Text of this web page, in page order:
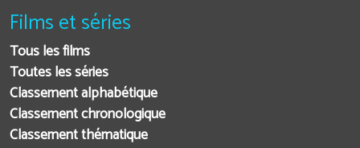
Films et séries
Tous les films
Toutes les séries
Classement alphabétique
Classement chronologique
Classement thématique